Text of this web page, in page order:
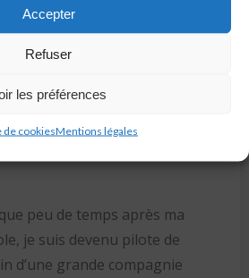
Accepter
Refuser
les préférences
de cookiesMentions légales
ma formation sur des
mais exigeants en
en prévision des épreuves de
peu de temps après ma
je suis devenu pilote de
d’une grande compagnie